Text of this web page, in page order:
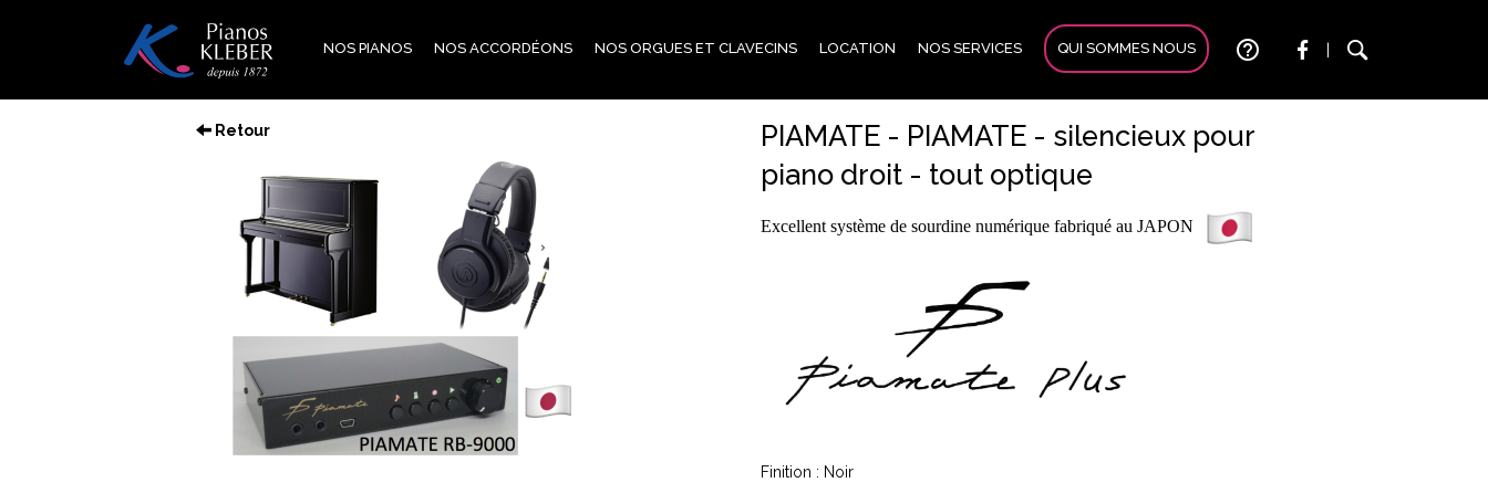
NOS PIANOS NOS ACCORDÉONS NOS ORGUES ET CLAVECINS LOCATION NOS SERVICES QUI SOMMES NOUS help_outline
Retour
PIAMATE - PIAMATE - silencieux pour
piano droit - tout optique
Excellent système de sourdine numérique fabriqué au JAPON
Finition : Noir